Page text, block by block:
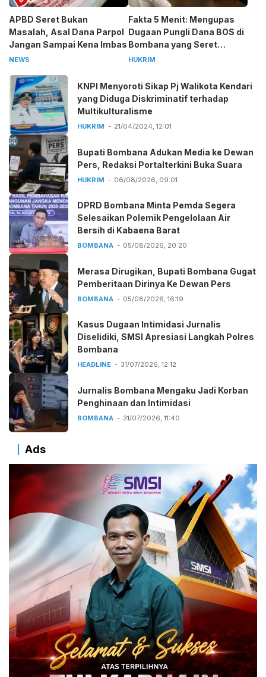
APBD Seret Bukan
Masalah, Asal Dana Parpol
Jangan Sampai Kena Imbas
NEWS
Fakta 5 Menit: Mengupas
Dugaan Pungli Dana BOS di
Bombana yang Seret
Kepala Sekolah
HUKRIM
KNPI Menyoroti Sikap Pj Walikota Kendari
yang Diduga Diskriminatif terhadap
Multikulturalisme
HUKRIM 21/04/2024, 12:01
Bupati Bombana Adukan Media ke Dewan
Pers, Redaksi Portalterkini Buka Suara
HUKRIM 06/08/2026, 09:01
DPRD Bombana Minta Pemda Segera
Selesaikan Polemik Pengelolaan Air
Bersih di Kabaena Barat
BOMBANA 05/08/2026, 20:20
Merasa Dirugikan, Bupati Bombana Gugat
Pemberitaan Dirinya Ke Dewan Pers
BOMBANA 05/08/2026, 16:19
Kasus Dugaan Intimidasi Jurnalis
Diselidiki, SMSI Apresiasi Langkah Polres
Bombana
HEADLINE 31/07/2026, 12:12
Jurnalis Bombana Mengaku Jadi Korban
Penghinaan dan Intimidasi
BOMBANA 31/07/2026, 11:40
Ads